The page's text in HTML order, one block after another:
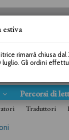
Percorsi di
Traduttori
estiva
rimarrà chiusa
luglio. Gli ordini